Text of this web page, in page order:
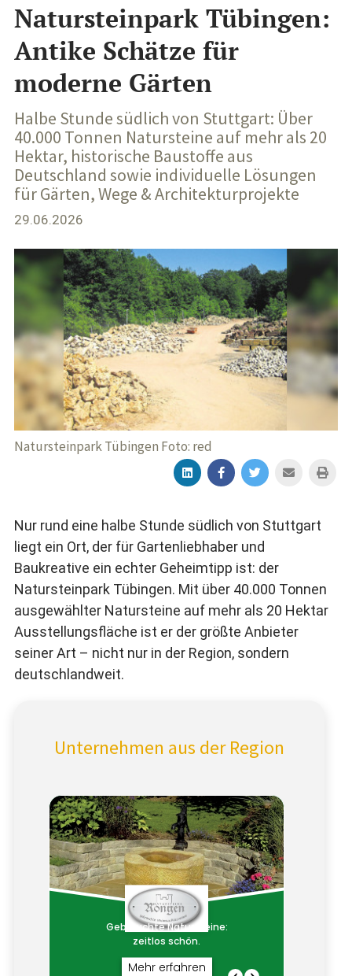
Natursteinpark Tübingen:
Antike Schätze für
moderne Gärten
Halbe Stunde südlich von Stuttgart: Über
40.000 Tonnen Natursteine auf mehr als 20
Hektar, historische Baustoffe aus
Deutschland sowie individuelle Lösungen
für Gärten, Wege & Architekturprojekte
29.06.2026
Natursteinpark Tübingen Foto: red
Nur rund eine halbe Stunde südlich von Stuttgart
liegt ein Ort, der für Gartenliebhaber und
Baukreative ein echter Geheimtipp ist: der
Natursteinpark Tübingen. Mit über 40.000 Tonnen
ausgewählter Natursteine auf mehr als 20 Hektar
Ausstellungsfläche ist er der größte Anbieter
seiner Art – nicht nur in der Region, sondern
deutschlandweit.
Unternehmen aus der Region